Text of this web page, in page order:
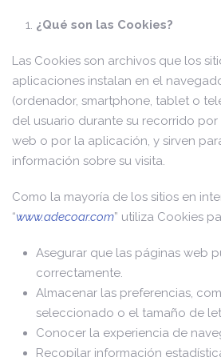
¿Qué son las Cookies?
Las Cookies son archivos que los
aplicaciones instalan en el
(ordenador, smartphone, tablet o
del usuario durante su recorrido
web o por la aplicación, y sirven
información sobre su visita.
Como la mayoría de los sitios en
“www.adecoar.com” utiliza Cookies
Asegurar que las páginas web
correctamente.
Almacenar las preferencias,
seleccionado o el tamaño de
Conocer la experiencia de
Recopilar información